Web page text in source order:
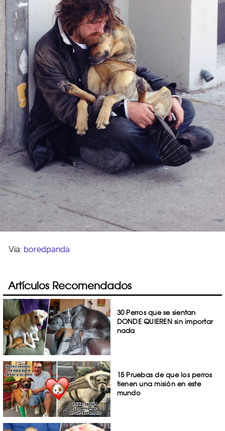
Vía: boredpanda
Artículos Recomendados
30 Perros que se sientan
DONDE QUIEREN sin importar
nada
15 Pruebas de que los perros
tienen una misión en este
mundo